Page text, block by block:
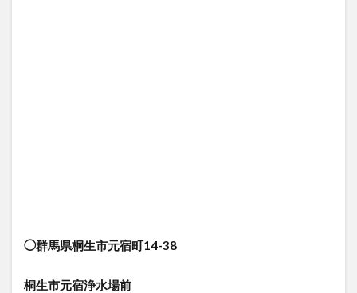
◯群馬県桐生市元宿町14-38
桐生市元宿浄水場前